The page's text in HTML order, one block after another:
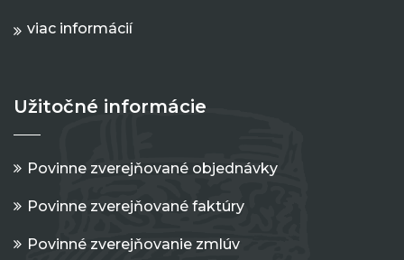
viac informácií
Užitočné informácie
Povinne zverejňované objednávky
Povinne zverejňované faktúry
Povinné zverejňovanie zmlúv